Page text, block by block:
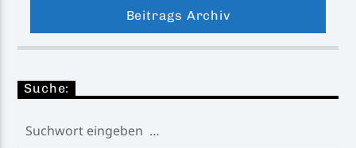
Beitrags Archiv
Suche: